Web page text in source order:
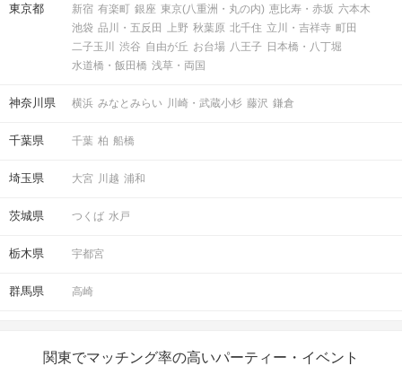
東京都 新宿 有楽町 銀座 東京(八重洲・丸の内) 恵比寿・赤坂 六本木
池袋 品川・五反田 上野 秋葉原 北千住 立川・吉祥寺 町田
二子玉川
渋谷 自由が丘 お台場 八王子 日本橋・八丁堀
水道橋・飯田橋 浅草・両国
神奈川県 横浜 みなとみらい 川崎・武蔵小杉 藤沢 鎌倉
千葉県 千葉 柏 船橋
埼玉県 大宮 川越 浦和
茨城県 つくば 水戸
栃木県 宇都宮
群馬県 高崎
関東でマッチング率の高いパーティー・イベント